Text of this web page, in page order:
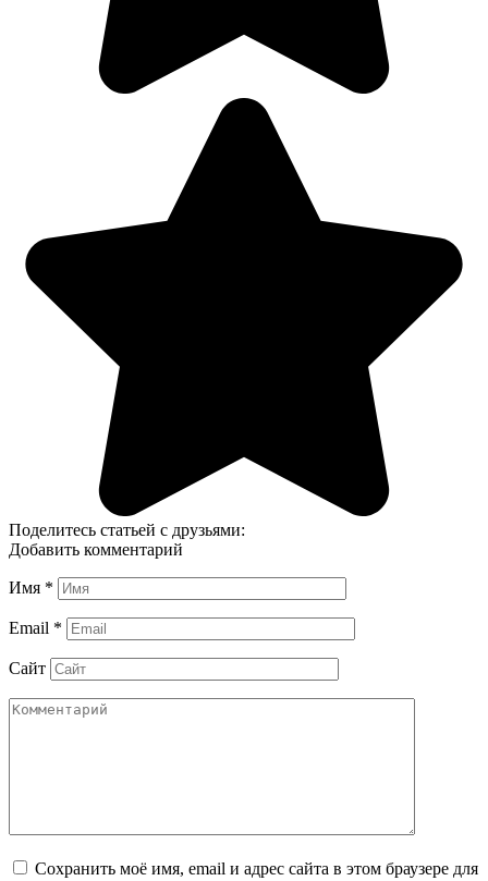
Поделитесь статьей с друзьями:
Добавить комментарий
Имя *
Email *
Сайт
Сохранить моё имя, email и адрес сайта в этом браузере для